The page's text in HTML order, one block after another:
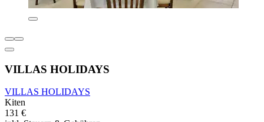
VILLAS HOLIDAYS
VILLAS HOLIDAYS
Kiten
131 €